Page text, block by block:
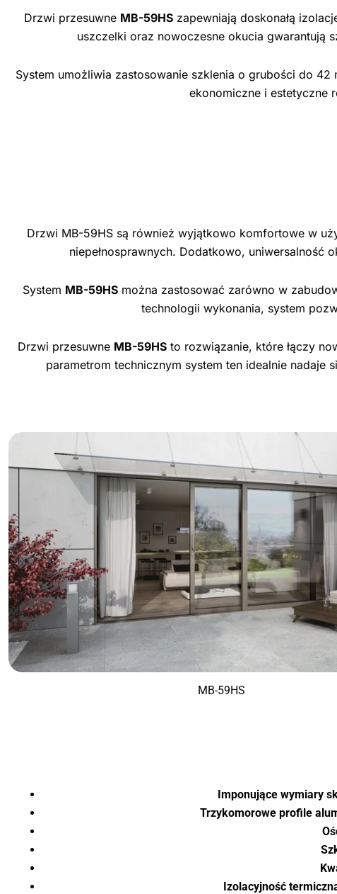
Drzwi przesuwne MB-59HS zapewniają doskonałą
uszczelki oraz nowoczesne okucia gwarantują
System umożliwia zastosowanie szklenia o grubości do
ekonomiczne i estetyczne
Drzwi MB-59HS są również wyjątkowo komfortowe w
niepełnosprawnych. Dodatkowo,
System MB-59HS można zastosować zarówno w
technologii wykonania, system
Drzwi przesuwne MB-59HSto rozwiązanie, które łączy
parametrom technicznym system ten idealnie
MB-59HS
Imponujące wymiary
Trzykomorowe profile
Izolacyjność